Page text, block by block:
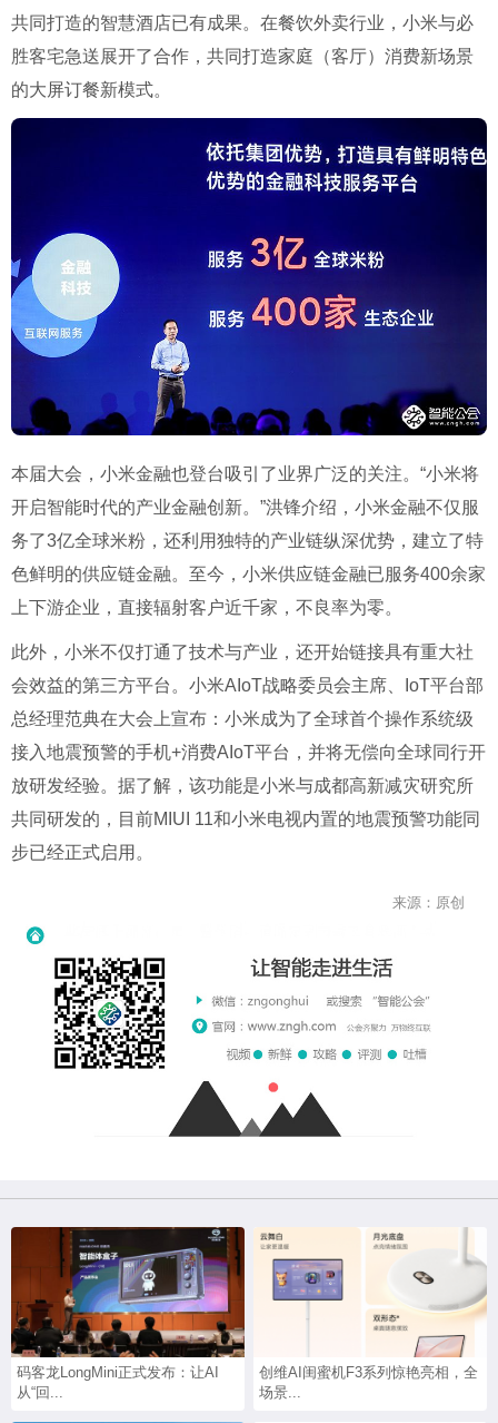
共同打造的智慧酒店已有成果。在餐饮外卖行业，小米与必
胜客宅急送展开了合作，共同打造家庭（客厅）消费新场景
的大屏订餐新模式。
本届大会，小米金融也登台吸引了业界广泛的关注。“小米将
开启智能时代的产业金融创新。”洪锋介绍，小米金融不仅服
务了3亿全球米粉，还利用独特的产业链纵深优势，建立了特
色鲜明的供应链金融。至今，小米供应链金融已服务400余家
上下游企业，直接辐射客户近千家，不良率为零。
此外，小米不仅打通了技术与产业，还开始链接具有重大社
会效益的第三方平台。小米AIoT战略委员会主席、IoT平台部
总经理范典在大会上宣布：小米成为了全球首个操作系统级
接入地震预警的手机+消费AIoT平台，并将无偿向全球同行开
放研发经验。据了解，该功能是小米与成都高新减灾研究所
共同研发的，目前MIUI 11和小米电视内置的地震预警功能同
步已经正式启用。
来源：原创
码客龙LongMini正式发布：让AI
从“回...
创维AI闺蜜机F3系列惊艳亮相，全
场景...